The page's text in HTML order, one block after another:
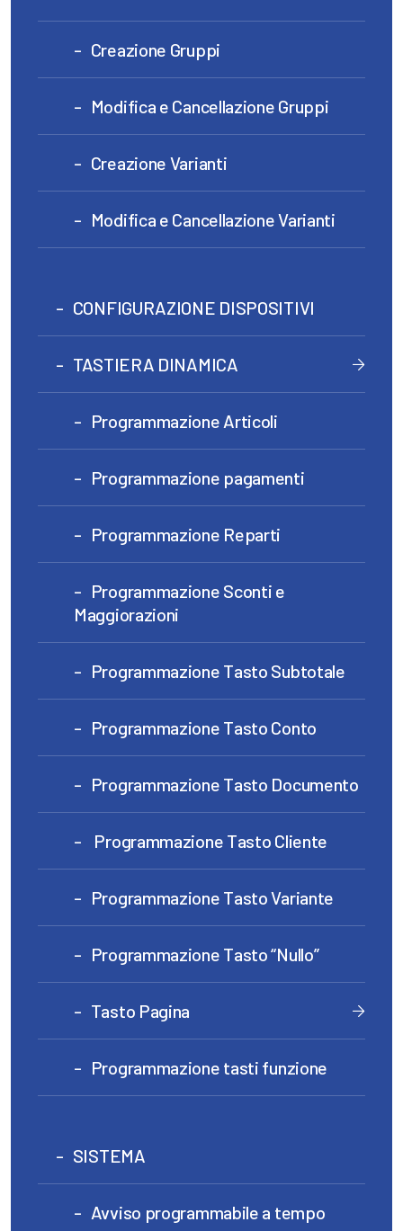
Creazione Gruppi
Modifica e Cancellazione Gruppi
Creazione Varianti
Modifica e Cancellazione Varianti
CONFIGURAZIONE DISPOSITIVI
TASTIERA DINAMICA
Programmazione Articoli
Programmazione pagamenti
Programmazione Reparti
Programmazione Sconti e
Maggiorazioni
Programmazione Tasto Subtotale
Programmazione Tasto Conto
Programmazione Tasto Documento
Programmazione Tasto Cliente
Programmazione Tasto Variante
Programmazione Tasto “Nullo”
Tasto Pagina
Programmazione tasti funzione
SISTEMA
Avviso programmabile a tempo